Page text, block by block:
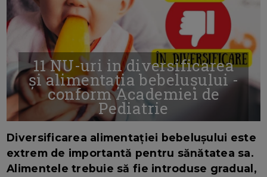
11 NU-uri in diversificarea
și alimentația bebelușului -
conform Academiei de
Pediatrie
Diversificarea alimentației bebelușului este
extrem de importantă pentru sănătatea sa.
Alimentele trebuie să fie introduse gradual,